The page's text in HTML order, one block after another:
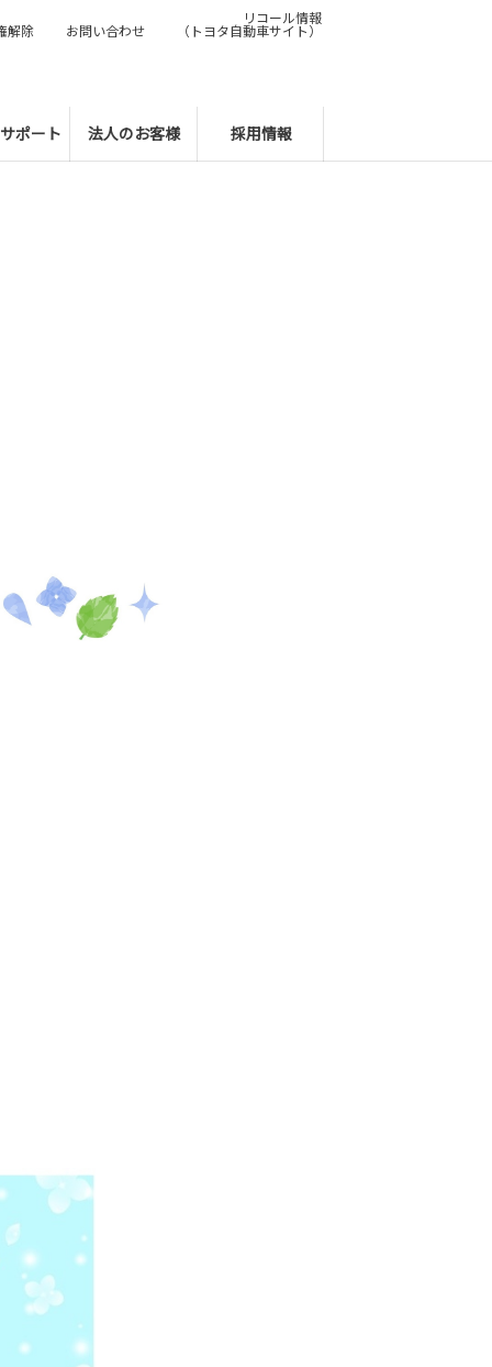
ポート 法人のお客様 採用情報
解除 お問い合わせ
リコール情報
（トヨタ自動車サイト）